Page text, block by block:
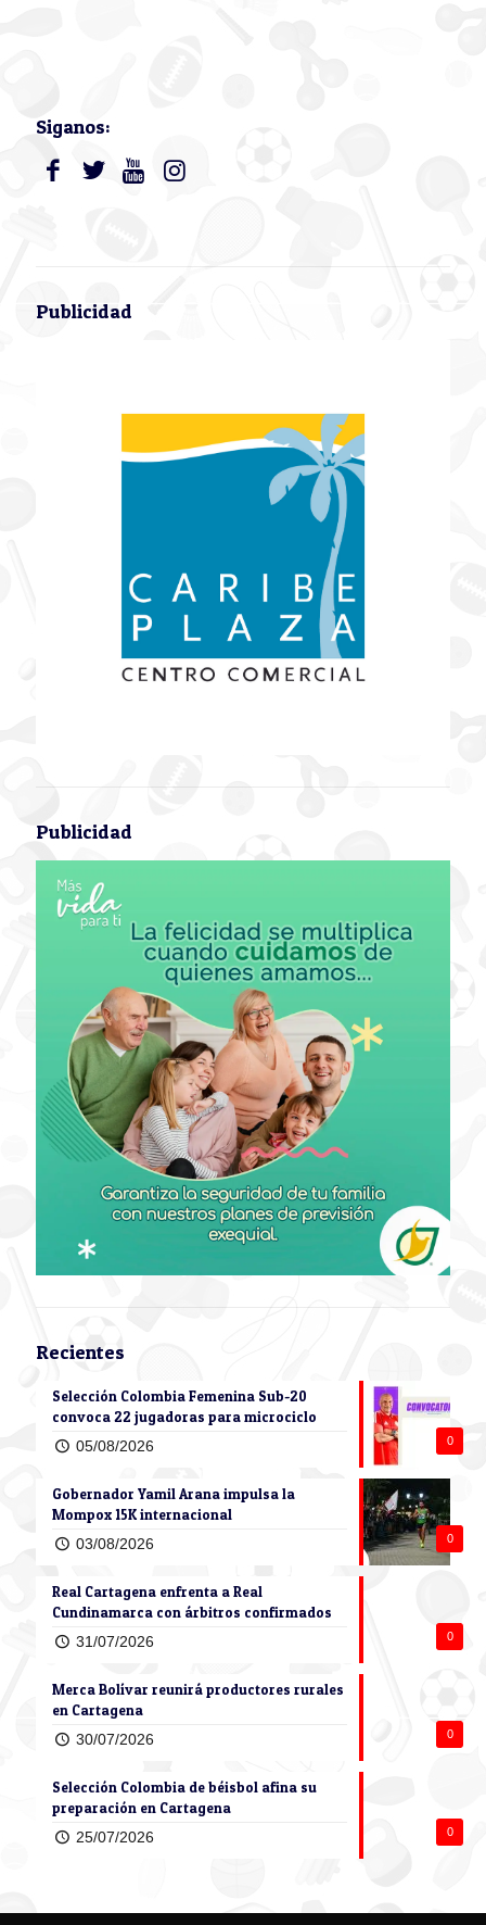
Siganos:
Publicidad
Publicidad
Recientes
0
Selección Colombia Femenina Sub-20
convoca 22 jugadoras para microciclo
05/08/2026
0
Gobernador Yamil Arana impulsa la
Mompox 15K internacional
03/08/2026
0
Real Cartagena enfrenta a Real
Cundinamarca con árbitros confirmados
31/07/2026
0
Merca Bolívar reunirá productores rurales
en Cartagena
30/07/2026
0
Selección Colombia de béisbol afina su
preparación en Cartagena
25/07/2026